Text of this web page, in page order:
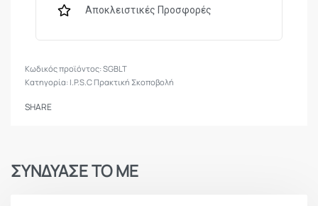
Αποκλειστικές Προσφορές
SGBLT
Κατηγορία: I.P.S.C Πρακτική Σκοποβολή
SHARE
ΣΥΝΔΥΑΣΕ ΤΟ ΜΕ